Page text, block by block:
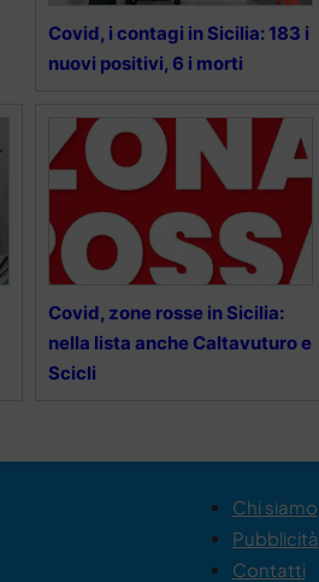
Covid, i contagi in Sicilia: 183 i
nuovi positivi, 6 i morti
Covid, zone rosse in Sicilia:
nella lista anche Caltavuturo e
Scicli
Chi siamo
Pubblicità
Contatti